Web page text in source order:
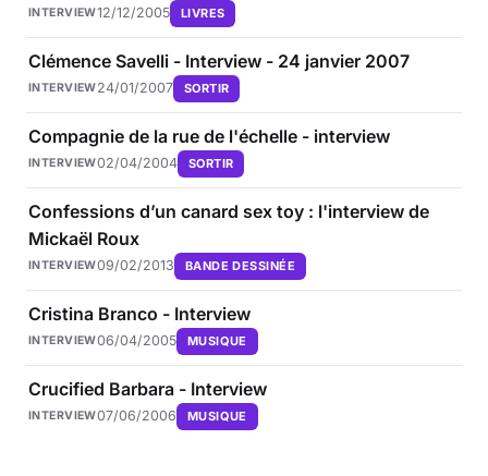
INTERVIEW12/12/2005 LIVRES
Clémence Savelli - Interview - 24 janvier 2007
INTERVIEW24/01/2007 SORTIR
Compagnie de la rue de l'échelle - interview
INTERVIEW02/04/2004 SORTIR
Confessions d’un canard sex toy : l'interview de
Mickaël Roux
INTERVIEW09/02/2013 BANDE DESSINÉE
Cristina Branco - Interview
INTERVIEW06/04/2005 MUSIQUE
Crucified Barbara - Interview
INTERVIEW07/06/2006 MUSIQUE